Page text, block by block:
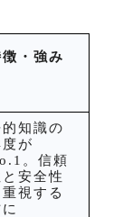
・強み
知識の
が
。信頼
安全性
重視する